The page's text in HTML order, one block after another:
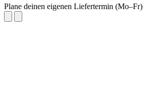
Plane deinen eigenen Liefertermin (Mo–Fr)